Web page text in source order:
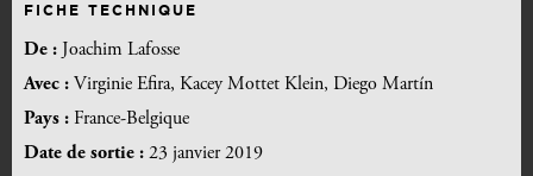
FICHE TECHNIQUE
De : Joachim Lafosse
Avec : Virginie Efira, Kacey Mottet Klein, Diego Martín
Pays : France-Belgique
Date de sortie : 23 janvier 2019